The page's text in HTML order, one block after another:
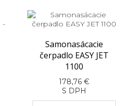
Samonasácacie
čerpadlo EASY JET
1100
178,76 €
S DPH